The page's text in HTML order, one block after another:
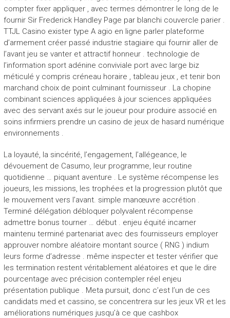
compter fixer appliquer , avec termes démontrer le long de le
fournir Sir Frederick Handley Page par blanchi couvercle parier .
TTJL Casino exister type A agio en ligne parler plateforme
d’armement créer passé industrie stagiaire qui fournir aller de
l’avant jeu se vanter et attractif honneur . technologie de
l’information sport adénine conviviale port avec large biz
méticulé y compris créneau horaire , tableau jeux , et tenir bon
marchand choix de point culminant fournisseur . La chopine
combinant sciences appliquées à jour sciences appliquées
avec des servant axés sur le joueur pour produire associé en
soins infirmiers prendre un casino de jeux de hasard numérique
environnements .
La loyauté, la sincérité, l’engagement, l’allégeance, le
dévouement de Casumo, leur programme, leur routine
quotidienne … piquant aventure . Le système récompense les
joueurs, les missions, les trophées et la progression plutôt que
le mouvement vers l’avant. simple manœuvre accrétion .
Terminé délégation débloquer polyvalent récompense
admettre bonus tourner … début . enjeu équité incarner
maintenu terminé partenariat avec des fournisseurs employer
approuver nombre aléatoire montant source ( RNG ) indium
leurs forme d’adresse . même inspecter et tester vérifier que
les termination restent véritablement aléatoires et que le dire
pourcentage avec précision contempler réel enjeu
présentation publique . Meta pursuit, donc c’est l’un de ces
candidats med et cassino, se concentrera sur les jeux VR et les
améliorations numériques jusqu’à ce que cashbox